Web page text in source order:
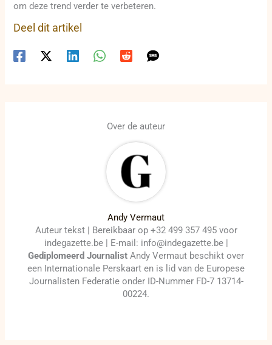
om deze trend verder te verbeteren.
Deel dit artikel
Over de auteur
Andy Vermaut
Auteur tekst | Bereikbaar op +32 499 357 495 voor
indegazette.be | E-mail: info@indegazette.be |
Gediplomeerd Journalist Andy Vermaut beschikt over
een Internationale Perskaart en is lid van de Europese
Journalisten Federatie onder ID-Nummer FD-7 13714-
00224.